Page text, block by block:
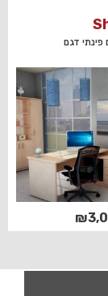
פינתי דגם